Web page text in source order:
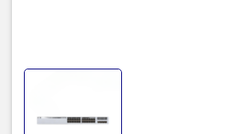
Hỗ trợ tốt nhất cho các điểm truy cập Wifi 6